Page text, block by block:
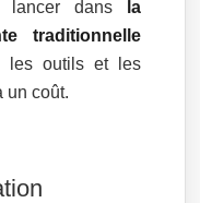
lancer dans
la
traditionnelle
les outils et les
un coût.